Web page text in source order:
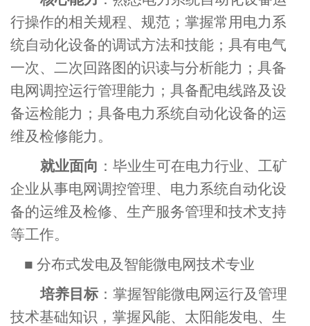
行操作的相关规程、规范；掌握常用电力系
统自动化设备的调试方法和技能；具有电气
一次、二次回路图的识读与分析能力；具备
电网调控运行管理能力；具备配电线路及设
备运检能力；具备电力系统自动化设备的运
维及检修能力。
就业面向 ：毕业生可在电力行业、工矿
企业从事电网调控管理、电力系统自动化设
备的运维及检修、生产服务管理和技术支持
等工作。
■ 分布式发电及智能微电网技术专业
培养目标： 掌握智能微电网运行及管理
技术基础知识， 掌握风能、太阳能发电、 生